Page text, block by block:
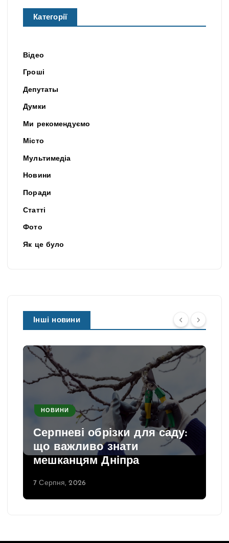
Категорії
Відео
Гроші
Депутаты
Думки
Ми рекомендуємо
Місто
Мультимедіа
Новини
Поради
Статті
Фото
Як це було
Інші новини
НОВИНИ
Серпневі обрізки для саду:
що важливо знати
мешканцям Дніпра
7 Серпня, 2026